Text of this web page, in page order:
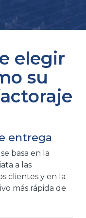
elegir
su
entrega
basa en la
a las
clientes y en la
más rápida de